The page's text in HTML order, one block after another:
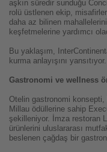
aşkın süredir sunduğu
rolü üstlenen ekip,
daha az bilinen
keşfetmelerine yardımcı
Bu yaklaşım,
kurma anlayışını yansıtıyor.
Gastronomi ve wellness
Otelin gastronomi
Millau ödüllerine sahip
şekilleniyor. İmza restoran
ürünlerini uluslararası
beslenen çağdaş bir